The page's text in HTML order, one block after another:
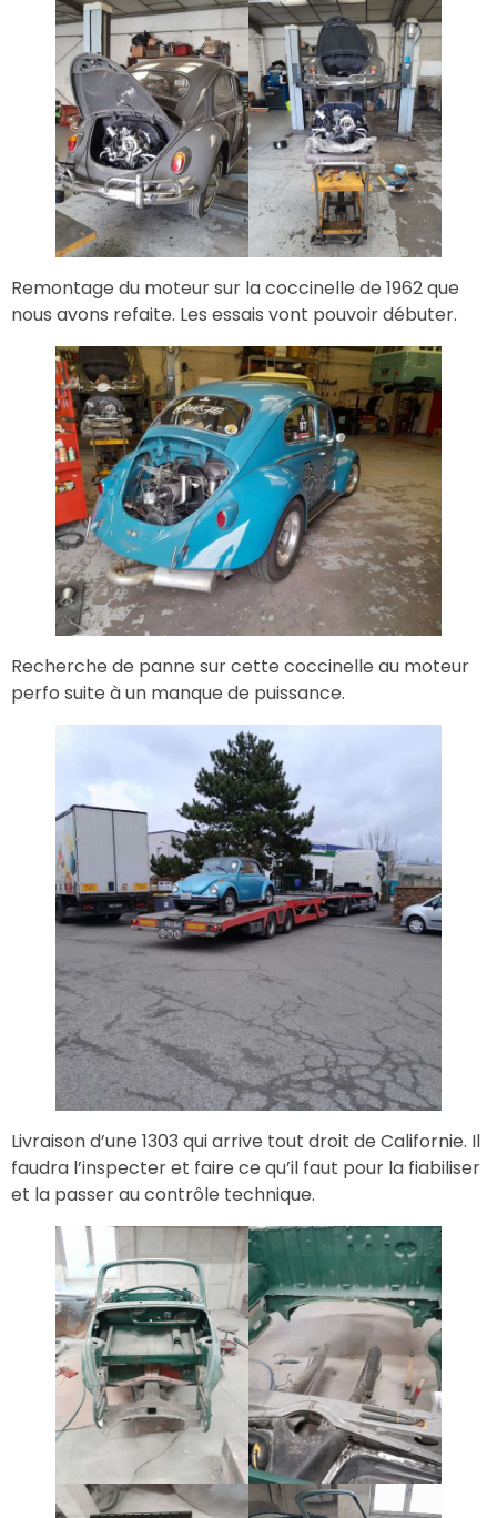
Remontage du moteur sur la coccinelle de 1962 que
nous avons refaite. Les essais vont pouvoir débuter.
Recherche de panne sur cette coccinelle au moteur
perfo suite à un manque de puissance.
Livraison d’une 1303 qui arrive tout droit de Californie. Il
faudra l’inspecter et faire ce qu’il faut pour la fiabiliser
et la passer au contrôle technique.